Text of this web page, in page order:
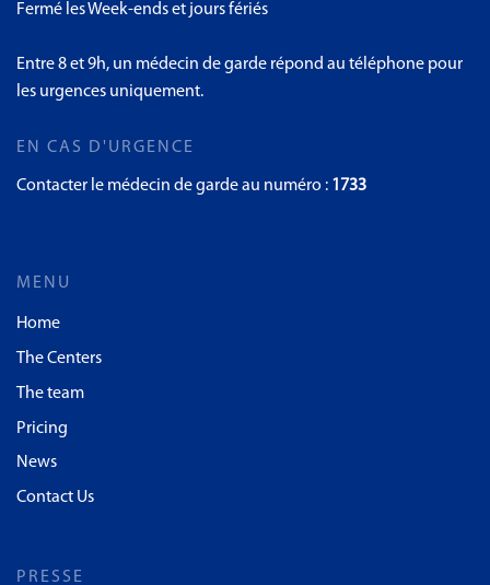
Fermé les Week-ends et jours fériés
Entre 8 et 9h, un médecin de garde répond au téléphone pour
les urgences uniquement.
EN CAS D'URGENCE
Contacter le médecin de garde au numéro : 1733
MENU
Home
The Centers
The team
Pricing
News
Contact Us
PRESSE